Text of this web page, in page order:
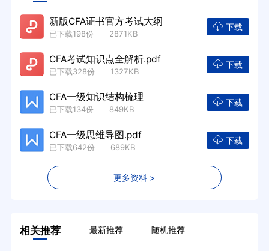
新版CFA证书官方考试大纲
已下载198份 2871KB
下载
CFA考试知识点全解析.pdf
已下载328份 1327KB
下载
CFA一级知识结构梳理
已下载134份 849KB
下载
CFA一级思维导图.pdf
已下载642份 689KB
下载
更多资料 >
相关推荐 最新推荐 随机推荐